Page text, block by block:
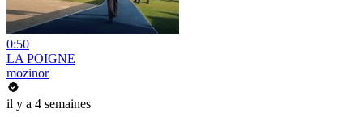
0:50
LA POIGNE
mozinor
il y a 4 semaines